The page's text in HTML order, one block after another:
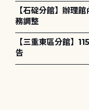
【石碇分館】辦理
務調整
【三重東區分館】
告